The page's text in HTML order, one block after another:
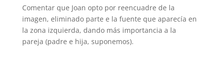
Comentar que Joan opto por reencuadre de la
imagen, eliminado parte e la fuente que aparecía en
la zona izquierda, dando más importancia a la
pareja (padre e hija, suponemos).